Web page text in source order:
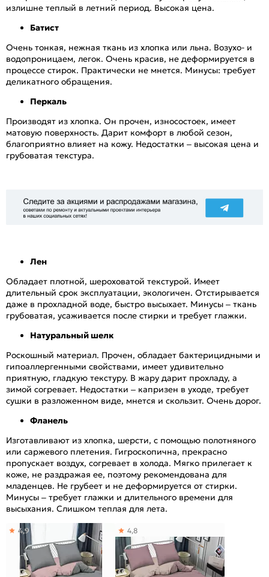
излишне теплый в летний период. Высокая цена.
Батист
Очень тонкая, нежная ткань из хлопка или льна. Возухо- и
водопроницаем, легок. Очень красив, не деформируется в
процессе стирок. Практически не мнется. Минусы: требует
деликатного обращения.
Перкаль
Производят из хлопка. Он прочен, износостоек, имеет
матовую поверхность. Дарит комфорт в любой сезон,
благоприятно влияет на кожу. Недостатки – высокая цена и
грубоватая текстура.
Лен
Обладает плотной, шероховатой текстурой. Имеет
длительный срок эксплуатации, экологичен. Отстирывается
даже в прохладной воде, быстро высыхает. Минусы – ткань
грубоватая, усаживается после стирки и требует глажки.
Натуральный шелк
Роскошный материал. Прочен, обладает бактерицидными и
гипоаллергенными свойствами, имеет удивительно
приятную, гладкую текстуру. В жару дарит прохладу, а
зимой согревает. Недостатки – капризен в уходе, требует
сушки в разложенном виде, мнется и скользит. Очень дорог.
Фланель
Изготавливают из хлопка, шерсти, с помощью полотняного
или саржевого плетения. Гигроскопична, прекрасно
пропускает воздух, согревает в холода. Мягко прилегает к
коже, не раздражая ее, поэтому рекомендована для
младенцев. Не грубеет и не деформируется от стирки.
Минусы – требует глажки и длительного времени для
высыхания. Слишком теплая для лета.
4,9 4,8